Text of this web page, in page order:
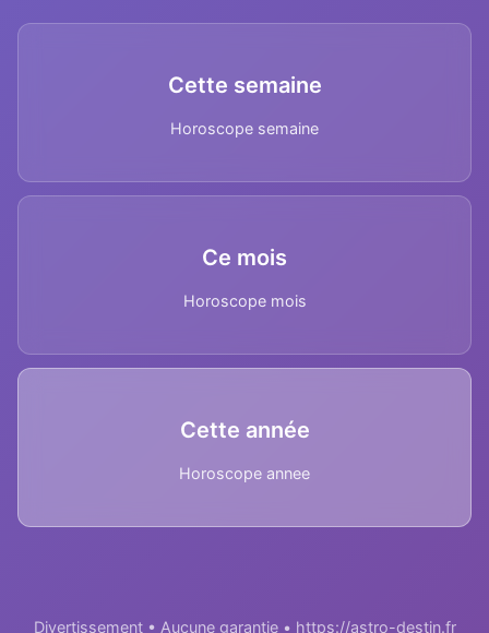
Cette semaine
Horoscope semaine
Ce mois
Horoscope mois
Cette année
Horoscope annee
Divertissement • Aucune garantie • https://astro-destin.fr